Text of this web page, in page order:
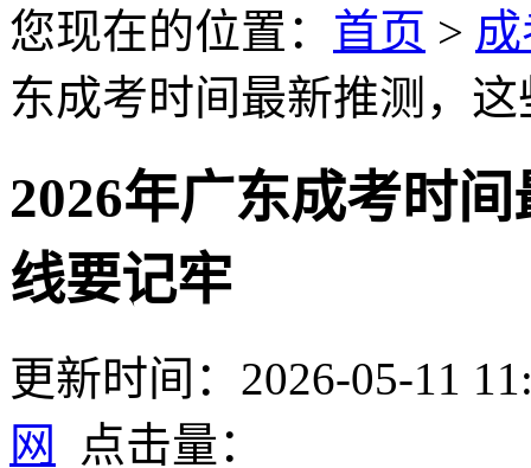
您现在的位置： 首页 >
东成考时间最新推测，
2026年广东成考时
线要记牢
更新时间：2026-05-11
网
点击量：